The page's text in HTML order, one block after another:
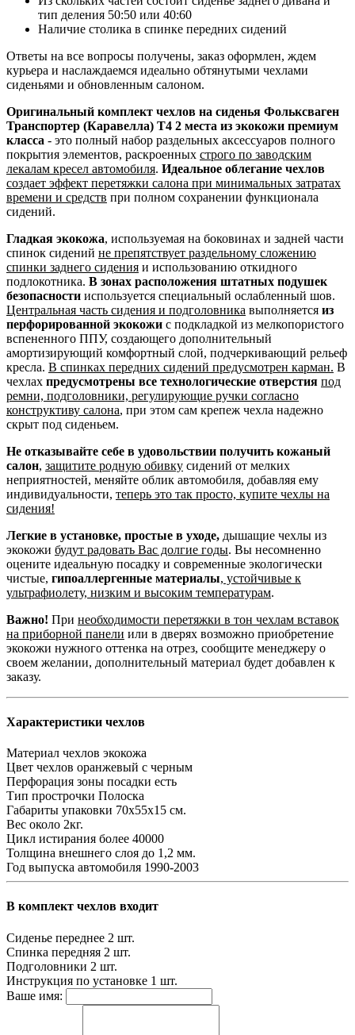
тип деления 50:50 или 40:60
Наличие столика в спинке передних сидений
Ответы на все вопросы получены, заказ оформлен, ждем
курьера и наслаждаемся идеально обтянутыми чехлами
сиденьями и обновленным салоном.
Оригинальный комплект чехлов на сиденья Фольксваген
Транспортер (Каравелла) Т4 2 места из экокожи премиум
класса - это полный набор раздельных аксессуаров полного
покрытия элементов, раскроенных строго по заводским
лекалам кресел автомобиля. Идеальное облегание чехлов
создает эффект перетяжки салона при минимальных затратах
времени и средств при полном сохранении функционала
сидений.
Гладкая экокожа, используемая на боковинах и задней части
спинок сидений не препятствует раздельному сложению
спинки заднего сидения и использованию откидного
подлокотника. В зонах расположения штатных подушек
безопасности используется специальный ослабленный шов.
Центральная часть сидения и подголовника выполняется из
перфорированной экокожи с подкладкой из мелкопористого
вспененного ППУ, создающего дополнительный
амортизирующий комфортный слой, подчеркивающий рельеф
кресла. В спинках передних сидений предусмотрен карман. В
чехлах предусмотрены все технологические отверстия под
ремни, подголовники, регулирующие ручки согласно
конструктиву салона, при этом сам крепеж чехла надежно
скрыт под сиденьем.
Не отказывайте себе в удовольствии получить кожаный
салон, защитите родную обивку сидений от мелких
неприятностей, меняйте облик автомобиля, добавляя ему
индивидуальности, теперь это так просто, купите чехлы на
сидения!
Легкие в установке, простые в уходе, дышащие чехлы из
экокожи будут радовать Вас долгие годы. Вы несомненно
оцените идеальную посадку и современные экологически
чистые, гипоаллергенные материалы, устойчивые к
ультрафиолету, низким и высоким температурам.
Важно! При необходимости перетяжки в тон чехлам вставок
на приборной панели или в дверях возможно приобретение
экокожи нужного оттенка на отрез, сообщите менеджеру о
своем желании, дополнительный материал будет добавлен к
заказу.
Характеристики чехлов
Материал чехлов экокожа
Цвет чехлов оранжевый с черным
Перфорация зоны посадки есть
Тип прострочки Полоска
Габариты упаковки 70х55х15 см.
Вес около 2кг.
Цикл истирания более 40000
Толщина внешнего слоя до 1,2 мм.
Год выпуска автомобиля 1990-2003
В комплект чехлов входит
Сиденье переднее 2 шт.
Спинка передняя 2 шт.
Подголовники 2 шт.
Инструкция по установке 1 шт.
Ваше имя: